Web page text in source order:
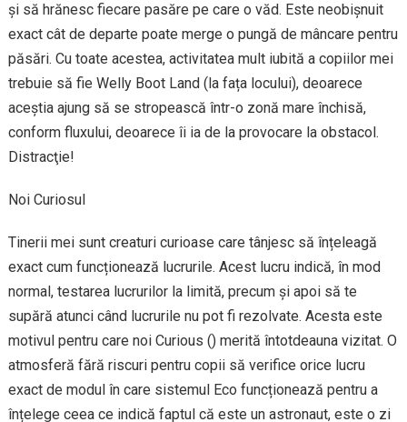
și să hrănesc fiecare pasăre pe care o văd. Este neobișnuit
exact cât de departe poate merge o pungă de mâncare pentru
păsări. Cu toate acestea, activitatea mult iubită a copiilor mei
trebuie să fie Welly Boot Land (la fața locului), deoarece
aceștia ajung să se stropească într-o zonă mare închisă,
conform fluxului, deoarece îi ia de la provocare la obstacol.
Distracţie!
Noi Curiosul
Tinerii mei sunt creaturi curioase care tânjesc să înțeleagă
exact cum funcționează lucrurile. Acest lucru indică, în mod
normal, testarea lucrurilor la limită, precum și apoi să te
supără atunci când lucrurile nu pot fi rezolvate. Acesta este
motivul pentru care noi Curious () merită întotdeauna vizitat. O
atmosferă fără riscuri pentru copii să verifice orice lucru
exact de modul în care sistemul Eco funcționează pentru a
înțelege ceea ce indică faptul că este un astronaut, este o zi